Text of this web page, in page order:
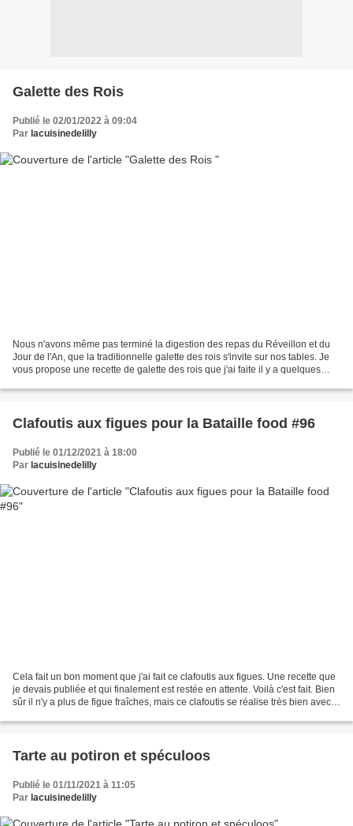
Galette des Rois
Publié le 02/01/2022 à 09:04
Par lacuisinedelilly
Nous n'avons même pas terminé la digestion des repas du Réveillon et du
Jour de l'An, que la traditionnelle galette des rois s'invite sur nos tables. Je
vous propose une recette de galette des rois que j'ai faite il y a quelques
Clafoutis aux figues pour la Bataille food #96
Publié le 01/12/2021 à 18:00
Par lacuisinedelilly
Cela fait un bon moment que j'ai fait ce clafoutis aux figues. Une recette que
je devais publiée et qui finalement est restée en attente. Voilà c'est fait. Bien
sûr il n'y a plus de figue fraîches, mais ce clafoutis se réalise très bien avec
Tarte au potiron et spéculoos
Publié le 01/11/2021 à 11:05
Par lacuisinedelilly